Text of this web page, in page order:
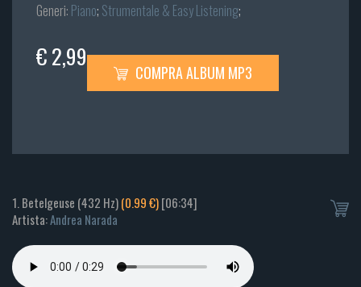
Generi: Piano; Strumentale & Easy Listening;
€ 2,99
COMPRA ALBUM MP3
1. Betelgeuse (432 Hz)(0.99 €)[06:34]
Artista:Andrea Narada